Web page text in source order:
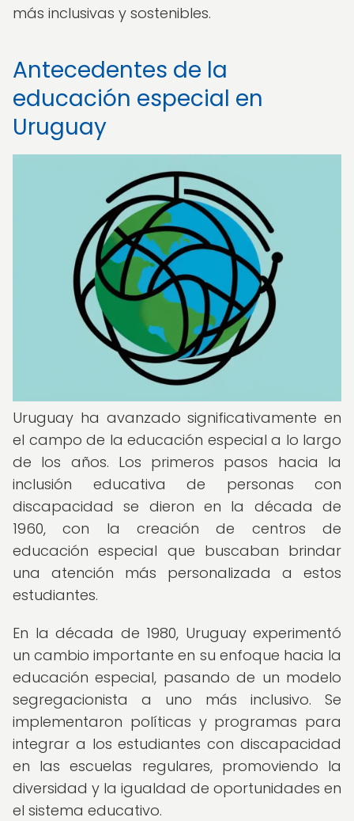
más inclusivas y sostenibles.
Antecedentes de la
educación especial en
Uruguay
Uruguay ha avanzado significativamente en
el campo de la educación especial a lo largo
de los años. Los primeros pasos hacia la
inclusión educativa de personas con
discapacidad se dieron en la década de
1960, con la creación de centros de
educación especial que buscaban brindar
una atención más personalizada a estos
estudiantes.
En la década de 1980, Uruguay experimentó
un cambio importante en su enfoque hacia la
educación especial, pasando de un modelo
segregacionista a uno más inclusivo. Se
implementaron políticas y programas para
integrar a los estudiantes con discapacidad
en las escuelas regulares, promoviendo la
diversidad y la igualdad de oportunidades en
el sistema educativo.